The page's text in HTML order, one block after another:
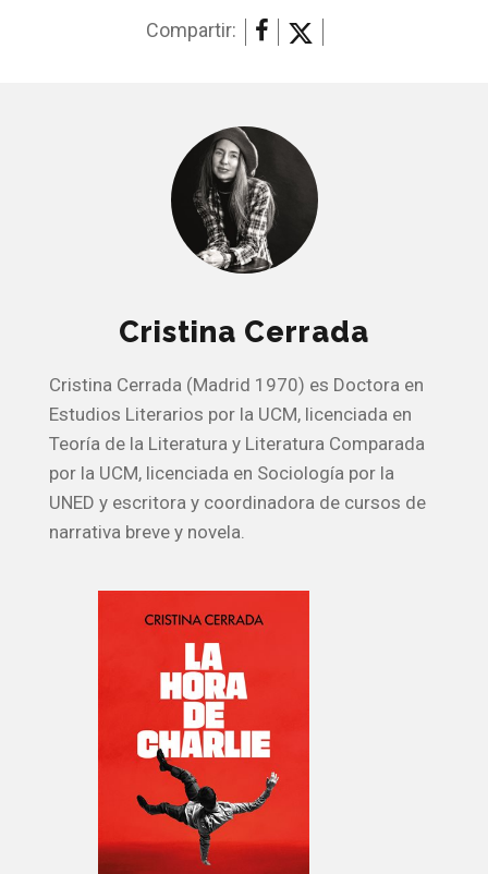
Compartir:
Cristina Cerrada
Cristina Cerrada (Madrid 1970) es Doctora en
Estudios Literarios por la UCM, licenciada en
Teoría de la Literatura y Literatura Comparada
por la UCM, licenciada en Sociología por la
UNED y escritora y coordinadora de cursos de
narrativa breve y novela.